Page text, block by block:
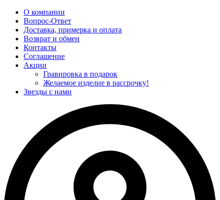
О компании
Вопрос-Ответ
Доставка, примерка и оплата
Возврат и обмен
Контакты
Соглашение
Акции
Гравировка в подарок
Желаемое изделие в рассрочку!
Звезды с нами